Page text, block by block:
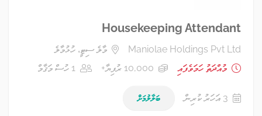
Housekeeping Attendant
Maniolae Holdings Pvt Ltd
މާލެ ސިޓީ، ހުޅުމާލެ
މުއްދަތު ހަމަވެފައި
10,000 ރުފިޔާ+ 1 ހުސް މަޤާމް
3 އަހަރު ކުރިން ބަލާލުމަށް